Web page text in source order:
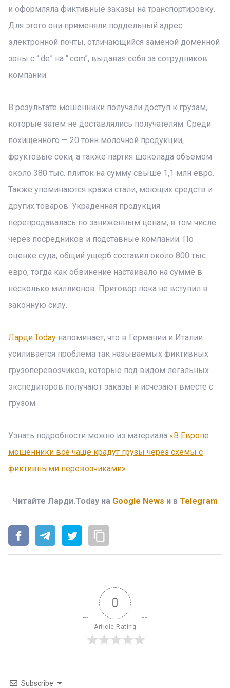
и оформляла фиктивные заказы на транспортировку.
Для этого они применяли поддельный адрес
электронной почты, отличающийся заменой доменной
зоны с “.de” на “.com”, выдавая себя за сотрудников
компании.
В результате мошенники получали доступ к грузам,
которые затем не доставлялись получателям. Среди
похищенного — 20 тонн молочной продукции,
фруктовые соки, а также партия шоколада объемом
около 380 тыс. плиток на сумму свыше 1,1 млн евро.
Также упоминаются кражи стали, моющих средств и
других товаров. Украденная продукция
перепродавалась по заниженным ценам, в том числе
через посредников и подставные компании. По
оценке суда, общий ущерб составил около 800 тыс.
евро, тогда как обвинение настаивало на сумме в
несколько миллионов. Приговор пока не вступил в
законную силу.
Ларди.Today напоминает, что в Германии и Италии
усиливается проблема так называемых фиктивных
грузоперевозчиков, которые под видом легальных
экспедиторов получают заказы и исчезают вместе с
грузом.
Узнать подробности можно из материала «В Европе
мошенники все чаще крадут грузы через схемы с
фиктивными перевозчиками».
Читайте Ларди.Today на Google News и в Telegram
0
Article Rating
Subscribe